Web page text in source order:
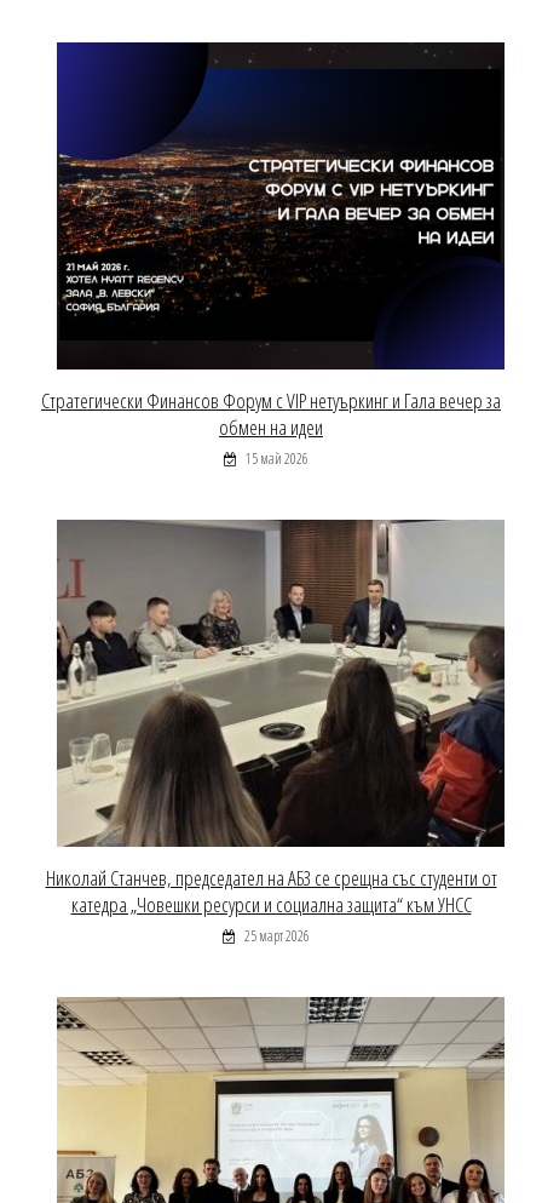
Стратегически Финансов Форум с VIP нетуъркинг и Гала вечер за
обмен на идеи
15 май 2026
Николай Станчев, председател на АБЗ се срещна със студенти от
катедра „Човешки ресурси и социална защита“ към УНСС
25 март 2026